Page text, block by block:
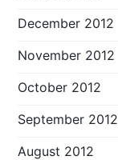
December 2012
November 2012
October 2012
September 2012
August 2012